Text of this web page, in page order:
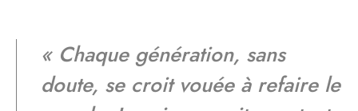
« Chaque génération, sans
doute, se croit vouée à refaire le